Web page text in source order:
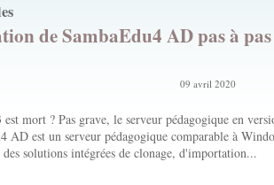
de SambaEdu4 AD pas à pas
09 avril 2020
est mort ? Pas grave, le serveur pédagogique en
AD est un serveur pédagogique comparable à
solutions intégrées de clonage, d'importation...